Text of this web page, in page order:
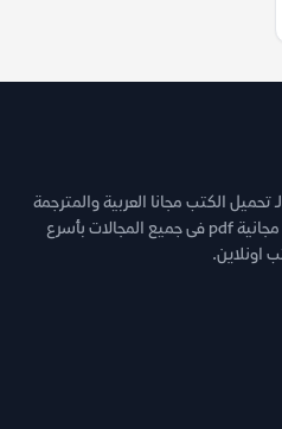
الكتب مجانا العربية والمترجمة
والروايات والقصص وغيرها من كتب مجانية pdf فى جميع المجالات بأسرع
اونلاين.